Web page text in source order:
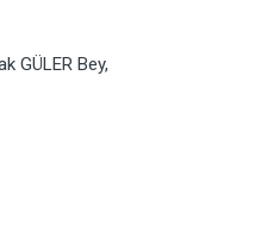
GÜLER Bey,